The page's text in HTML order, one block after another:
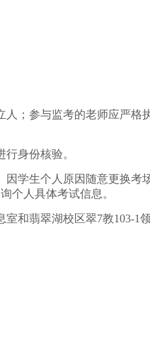
；参与监考的老师应严格
身份核验。
学生个人原因随意更换考
个人具体考试信息。
和翡翠湖校区翠7教103-1
场实际
办